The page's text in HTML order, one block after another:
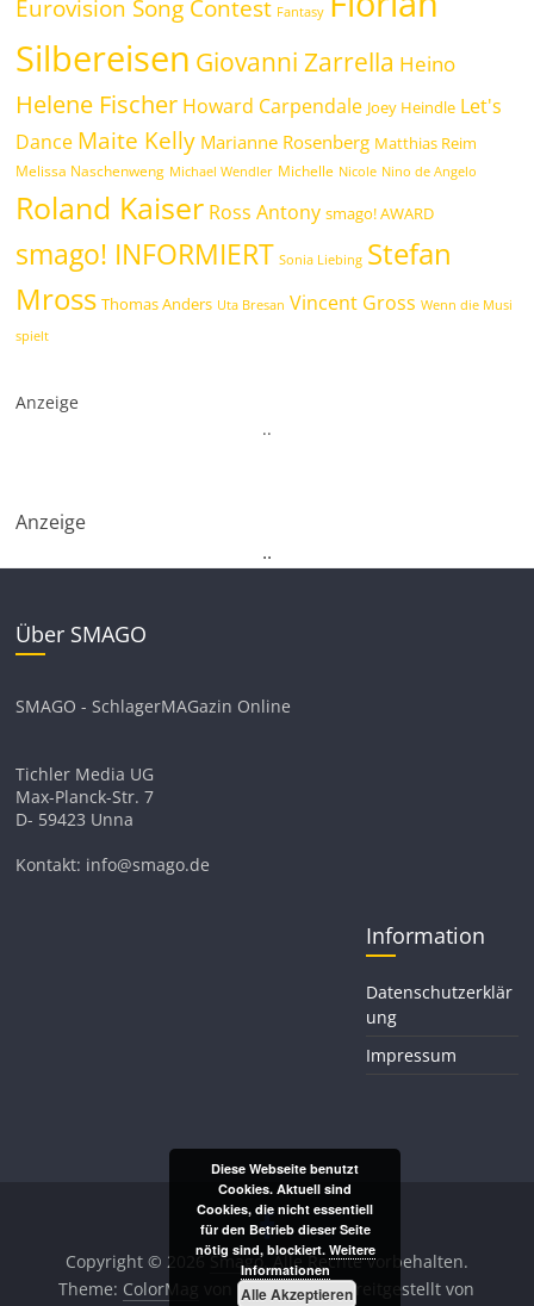
Eurovision Song Contest Fantasy
Silbereisen Giovanni Zarrella Heino
Helene Fischer Howard Carpendale Joey Heindle Let's
Dance Maite Kelly Marianne Rosenberg Matthias Reim
Melissa Naschenweng Michael Wendler Michelle Nicole Nino de Angelo
Roland Kaiser Ross Antony smago! AWARD
smago! INFORMIERT Sonia Liebing Stefan
Mross Thomas Anders Uta Bresan Vincent Gross Wenn die Musi
spielt
Anzeige
..
Anzeige
..
Über SMAGO
SMAGO - SchlagerMAGazin Online
Tichler Media UG
Max-Planck-Str. 7
D- 59423 Unna
Kontakt: info@smago.de
Information
Datenschutzerklär
ung
Impressum
Copyright © 2026Smago. Alle Rechte vorbehalten.
Theme: ColorMag
von ThemeGrill. Bereitgestellt von
Diese Webseite benutzt
Cookies. Aktuell sind
Cookies, die nicht essentiell
für den Betrieb dieser Seite
nötig sind, blockiert. Weitere
Informationen
Alle Akzeptieren